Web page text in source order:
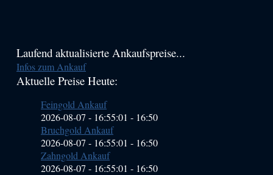
Haupt-
Sidebar
Laufend aktualisierte Ankaufspreise...
Infos zum Ankauf
Aktuelle Preise Heute:
Feingold Ankauf
2026-08-07 - 16:55:01 - 16:50
Bruchgold Ankauf
2026-08-07 - 16:55:01 - 16:50
Zahngold Ankauf
2026-08-07 - 16:55:01 - 16:50